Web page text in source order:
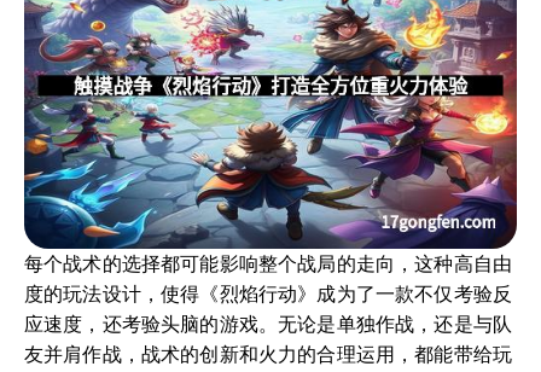
每个战术的选择都可能影响整个战局的走向，这种高自由
度的玩法设计，使得《烈焰行动》成为了一款不仅考验反
应速度，还考验头脑的游戏。无论是单独作战，还是与队
友并肩作战，战术的创新和火力的合理运用，都能带给玩